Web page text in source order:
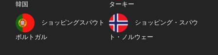
韓国 ターキー
ショッピングスパウト
ポルトガル
ショッピング・スパウ
ト・ノルウェー